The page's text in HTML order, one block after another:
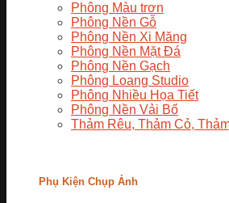
Phông Màu trơn
Phông Nền Gỗ
Phông Nền Xi Măng
Phông Nền Mặt Đá
Phông Nền Gạch
Phông Loang Studio
Phông Nhiều Họa Tiết
Phông Nền Vải Bố
Thảm Rêu, Thảm Cỏ,
Phụ Kiện Chụp Ảnh